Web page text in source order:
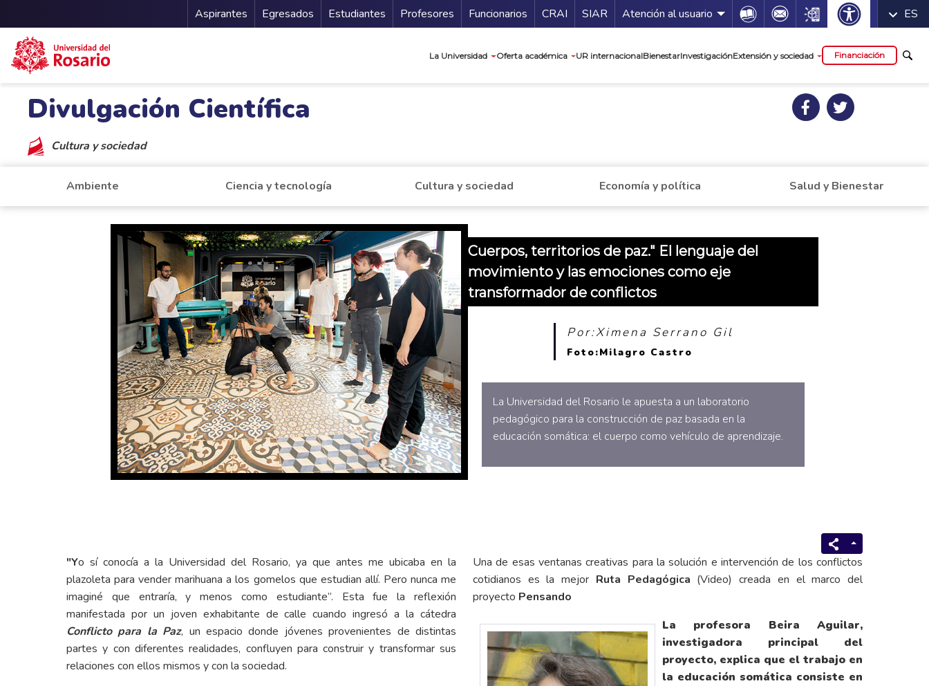
Menu Secundario
Aspirantes Egresados Estudiantes Profesores Funcionarios Guía de servicios
CRAI SIAR Atención al usuario Icon Icon Icon ES
La Universidad Oferta académica UR internacionalBienestarInvestigaciónExtensión y sociedad Financiación
Divulgación Científica
Cultura y sociedad
Ambiente Ciencia y tecnología Cultura y sociedad Economía y política Salud y Bienestar
Cuerpos, territorios de paz." El lenguaje del
movimiento y las emociones como eje
transformador de conflictos
Por:Ximena Serrano Gil
Foto:Milagro Castro
La Universidad del Rosario le apuesta a un laboratorio
pedagógico para la construcción de paz basada en la
educación somática: el cuerpo como vehículo de aprendizaje.
"Yo sí conocía a la Universidad del Rosario, ya que antes me ubicaba en la
plazoleta para vender marihuana a los gomelos que estudian allí. Pero nunca me
imaginé que entraría, y menos como estudiante”. Esta fue la reflexión
manifestada por un joven exhabitante de calle cuando ingresó a la cátedra
Conflicto para la Paz, un espacio donde jóvenes provenientes de distintas
partes y con diferentes realidades, confluyen para construir y transformar sus
relaciones con ellos mismos y con la sociedad.
Una de esas ventanas creativas para la solución e intervención de los conflictos
cotidianos es la mejor Ruta Pedagógica (Video) creada en el marco del
proyecto Pensando
La profesora Beira Aguilar,
investigadora principal del
proyecto, explica que el trabajo en
la educación somática consiste en